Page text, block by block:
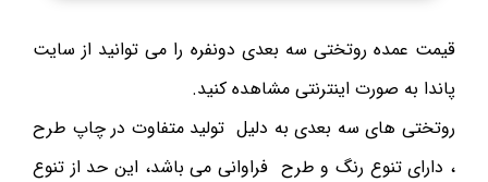
قیمت عمده روتختی سه بعدی دونفره را می توانید از سایت
پاندا به صورت اینترنتی مشاهده کنید.
روتختی های سه بعدی به دلیل تولید متفاوت در چاپ طرح
، دارای تنوع رنگ و طرح فراوانی می باشد، این حد از تنوع